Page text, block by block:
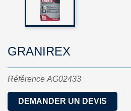
GRANIREX
Référence AG02433
DEMANDER UN DEVIS